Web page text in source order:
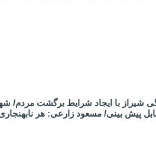
شیراز با ایجاد شرایط برگشت مردم/
پیش بینی/ مسعود زارعی: هر